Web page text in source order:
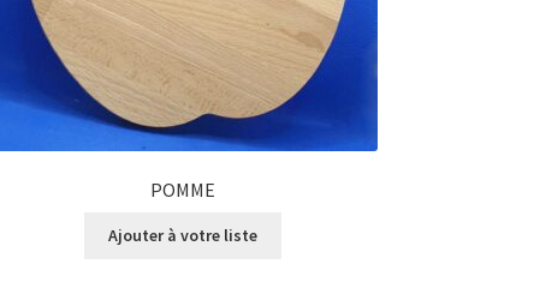
POMME
Ajouter à votre liste